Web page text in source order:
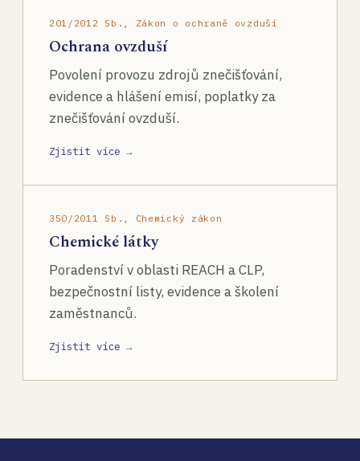
201/2012 Sb., Zákon o ochraně ovzduší
Ochrana ovzduší
Povolení provozu zdrojů znečišťování,
evidence a hlášení emisí, poplatky za
znečišťování ovzduší.
Zjistit více →
350/2011 Sb., Chemický zákon
Chemické látky
Poradenství v oblasti REACH a CLP,
bezpečnostní listy, evidence a školení
zaměstnanců.
Zjistit více →